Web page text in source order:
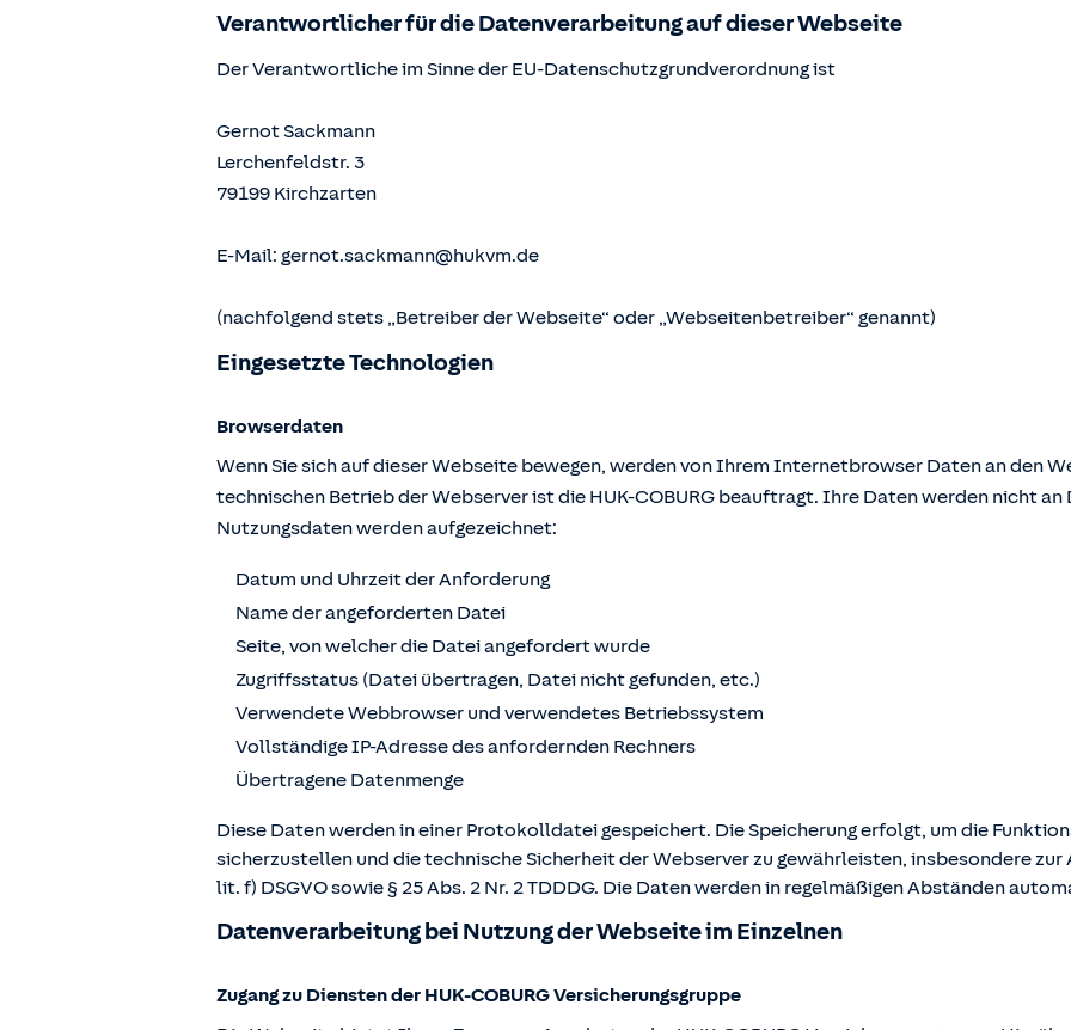
Verantwortlicher für die Datenverarbeitung auf dieser Webseite
Der Verantwortliche im Sinne der EU-Datenschutzgrundverordnung ist
Gernot Sackmann
Lerchenfeldstr. 3
79199 Kirchzarten
E-Mail: gernot.sackmann@hukvm.de
(nachfolgend stets „Betreiber der Webseite“ oder „Webseitenbetreiber“ genannt)
Eingesetzte Technologien
Browserdaten
Wenn Sie sich auf dieser Webseite bewegen, werden von Ihrem Internetbrowser Daten an den
technischen Betrieb der Webserver ist die HUK-COBURG beauftragt. Ihre Daten werden nicht
Nutzungsdaten werden aufgezeichnet:
Datum und Uhrzeit der Anforderung
Name der angeforderten Datei
Seite, von welcher die Datei angefordert wurde
Zugriffsstatus (Datei übertragen, Datei nicht gefunden, etc.)
Verwendete Webbrowser und verwendetes Betriebssystem
Vollständige IP-Adresse des anfordernden Rechners
Übertragene Datenmenge
Diese Daten werden in einer Protokolldatei gespeichert. Die Speicherung erfolgt, um die
sicherzustellen und die technische Sicherheit der Webserver zu gewährleisten, insbesondere zur
lit. f) DSGVO sowie § 25 Abs. 2 Nr. 2 TDDDG. Die Daten werden in regelmäßigen Abständen
Datenverarbeitung bei Nutzung der Webseite im Einzelnen
Zugang zu Diensten der HUK-COBURG Versicherungsgruppe